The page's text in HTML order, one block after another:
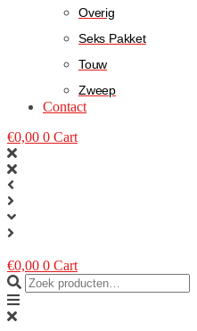
Overig
Seks Pakket
Touw
Zweep
Contact
€0,00 0 Cart
€0,00 0 Cart